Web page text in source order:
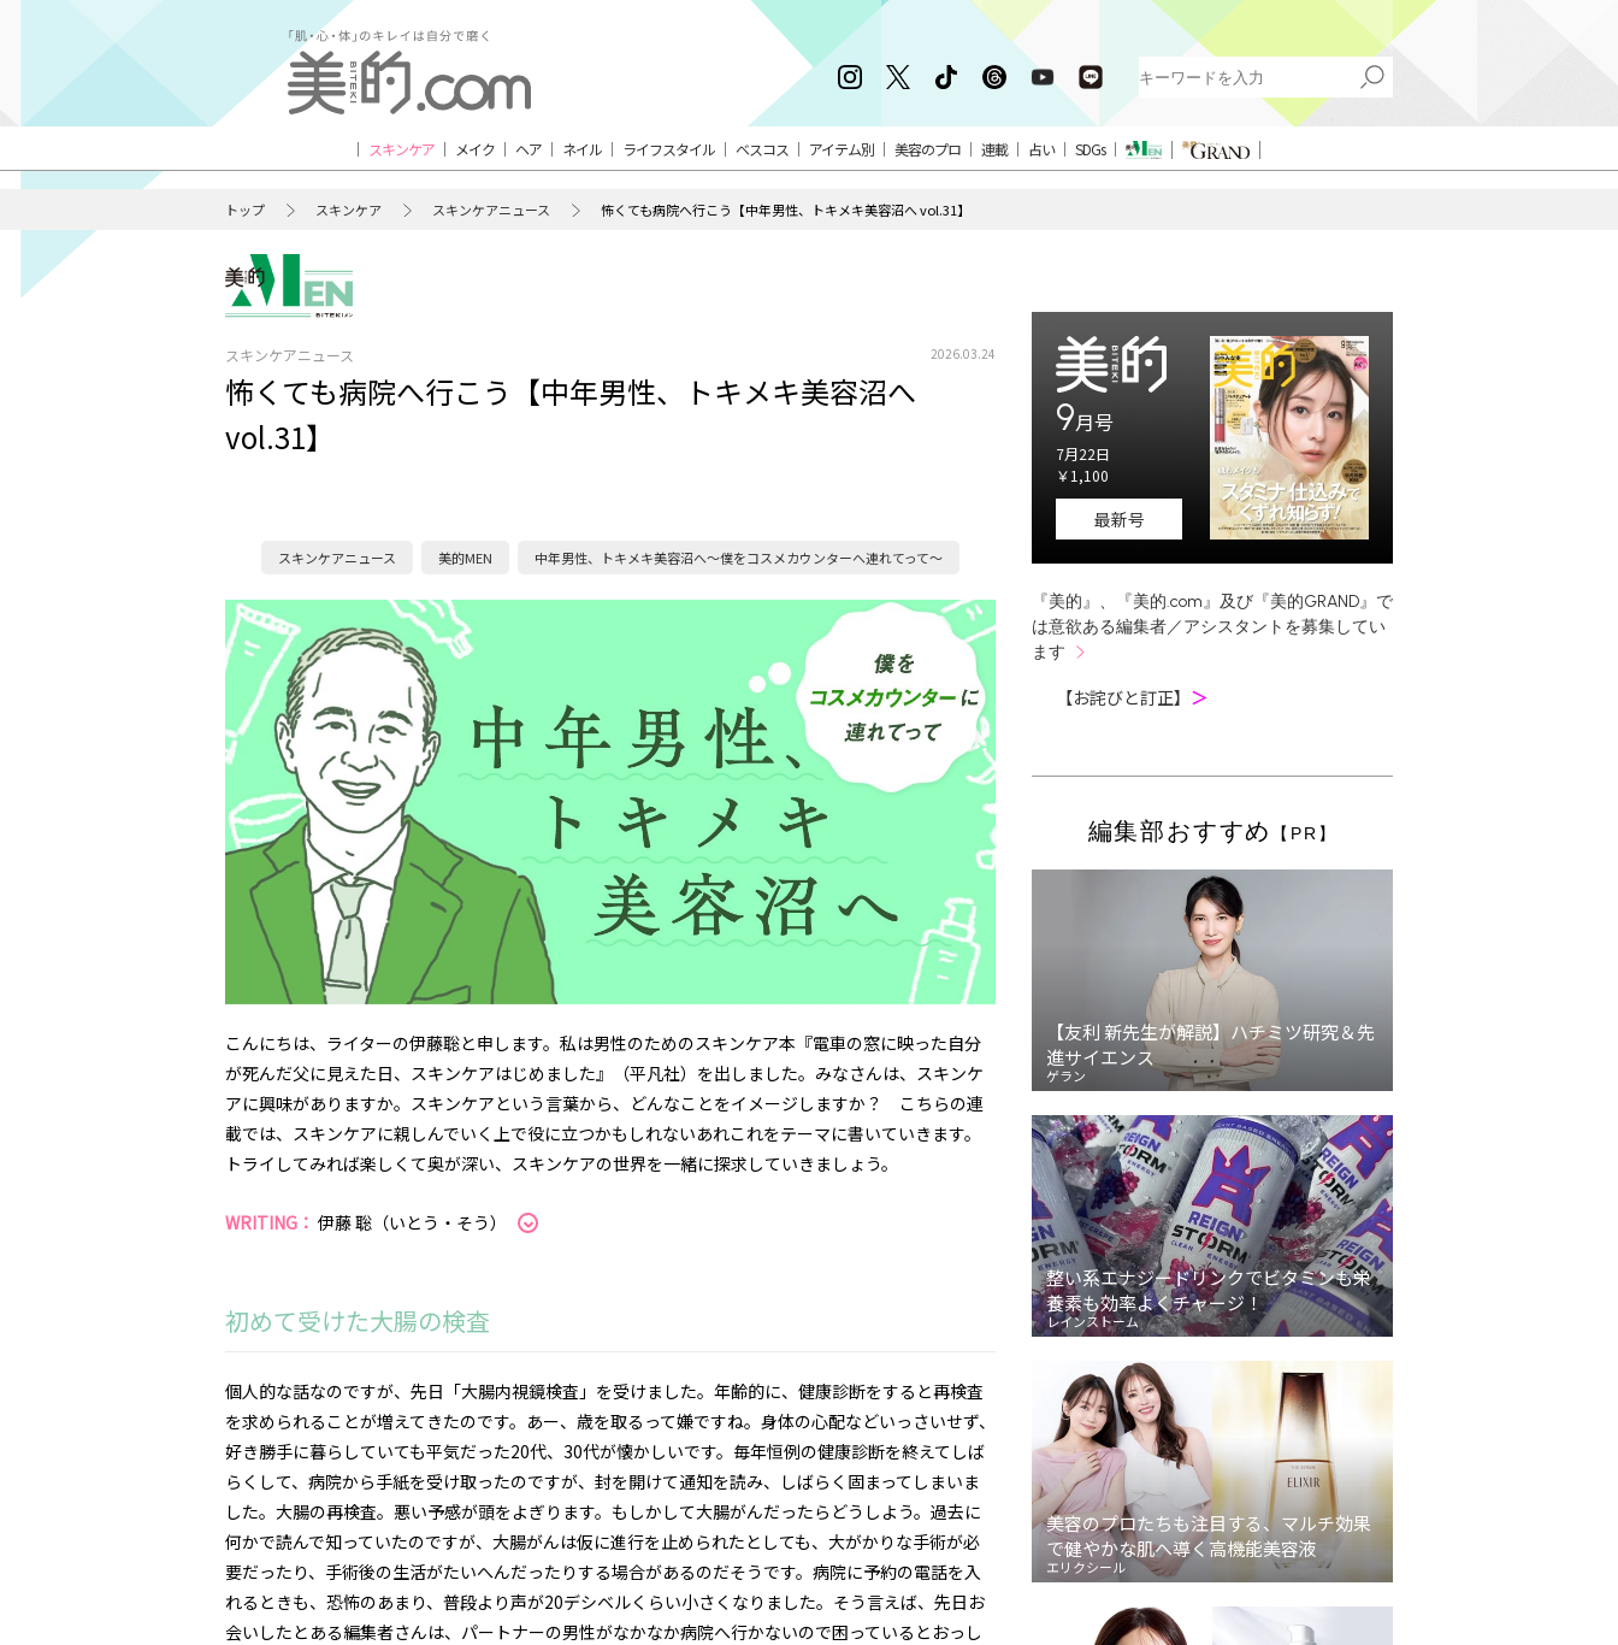
スキンケア メイク ヘア ネイル ライフスタイル ベスコス アイテム別 美容のプロ 連載 占い SDGs
トップ スキンケア スキンケアニュース 怖くても病院へ行こう【中年男性、トキメキ美容沼へ vol.31】
スキンケアニュース 2026.03.24
怖くても病院へ行こう【中年男性、トキメキ美容沼へ
vol.31】
スキンケアニュース 美的MEN 中年男性、トキメキ美容沼へ〜僕をコスメカウンターへ連れてって～
こんにちは、ライターの伊藤聡と申します。私は男性のためのスキンケア本『電車の窓に映った自分
が死んだ父に見えた日、スキンケアはじめました』（平凡社）を出しました。みなさんは、スキンケ
アに興味がありますか。スキンケアという言葉から、どんなことをイメージしますか？ こちらの連
載では、スキンケアに親しんでいく上で役に立つかもしれないあれこれをテーマに書いていきます。
トライしてみれば楽しくて奥が深い、スキンケアの世界を一緒に探求していきましょう。
WRITING： 伊藤 聡（いとう・そう）
初めて受けた大腸の検査
個人的な話なのですが、先日「大腸内視鏡検査」を受けました。年齢的に、健康診断をすると再検査
を求められることが増えてきたのです。あー、歳を取るって嫌ですね。身体の心配などいっさいせず、
好き勝手に暮らしていても平気だった20代、30代が懐かしいです。毎年恒例の健康診断を終えてしば
らくして、病院から手紙を受け取ったのですが、封を開けて通知を読み、しばらく固まってしまいま
した。大腸の再検査。悪い予感が頭をよぎります。もしかして大腸がんだったらどうしよう。過去に
何かで読んで知っていたのですが、大腸がんは仮に進行を止められたとしても、大がかりな手術が必
要だったり、手術後の生活がたいへんだったりする場合があるのだそうです。病院に予約の電話を入
れるときも、恐怖のあまり、普段より声が20デシベルくらい小さくなりました。そう言えば、先日お
会いしたとある編集者さんは、パートナーの男性がなかなか病院へ行かないので困っているとおっし
9月号
7月22日
￥1,100
最新号
『美的』、『美的.com』及び『美的GRAND』で
は意欲ある編集者／アシスタントを募集してい
ます
【お詫びと訂正】 ＞
編集部おすすめ 【PR】
【友利 新先生が解説】ハチミツ研究＆先
進サイエンス
ゲラン
整い系エナジードリンクでビタミンも栄
養素も効率よくチャージ！
レインストーム
美容のプロたちも注目する、マルチ効果
で健やかな肌へ導く高機能美容液
エリクシール